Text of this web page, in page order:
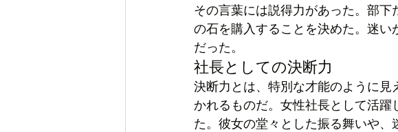
その言葉には説得力があった。部
の石を購入することを決めた。迷
だった。
社長としての決断力
決断力とは、特別な才能のように
かれるものだ。女性社長として活
た。彼女の堂々とした振る舞いや